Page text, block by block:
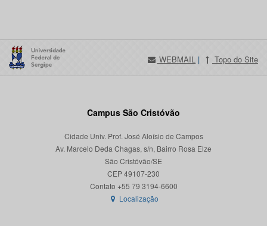
WEBMAIL | Topo do Site
Campus São Cristóvão
Cidade Univ. Prof. José Aloísio de Campos
Av. Marcelo Deda Chagas, s/n, Bairro Rosa Elze
São Cristóvão/SE
CEP 49107-230
Localização